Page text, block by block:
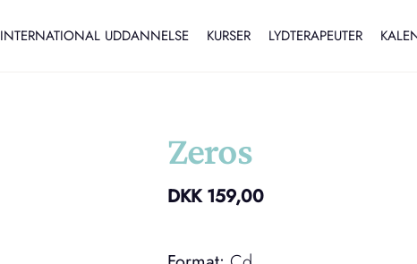
INTERNATIONAL UDDANNELSE KURSER LYDTERAPEUTER
Zeros
DKK159,00